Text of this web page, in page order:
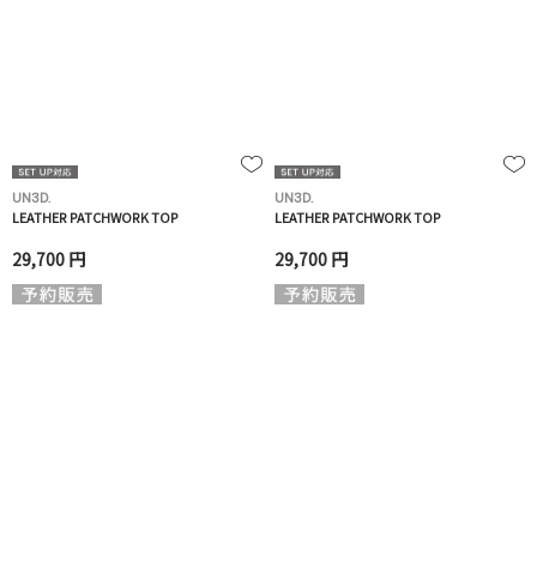
UN3D.
LEATHER PATCHWORK TOP
29,700 円
UN3D.
LEATHER PATCHWORK TOP
29,700 円